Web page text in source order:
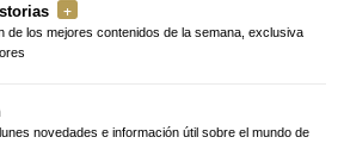
de los mejores contenidos de la semana, exclusiva
novedades e información útil sobre el mundo de